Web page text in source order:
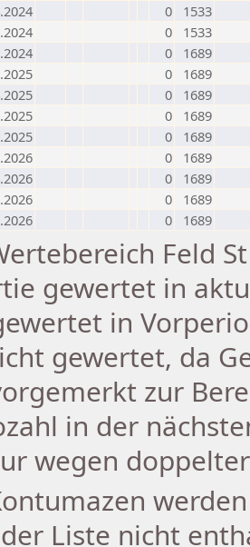
0
1533
0
1533
0
1689
0
1689
0
1689
0
1689
0
1689
0
1689
0
1689
0
1689
0 1689
Feld
gewertet in
in
gewertet, da
zur
in der
wegen
Liste nicht